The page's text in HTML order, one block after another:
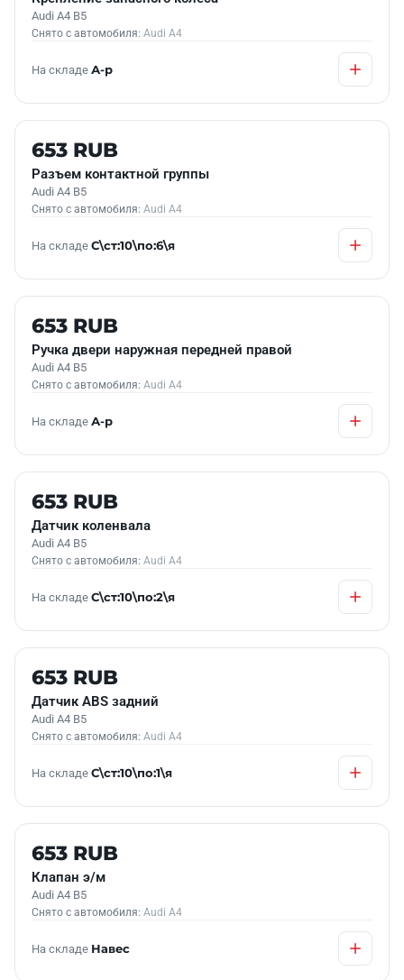
Audi A4 B5
Снято с автомобиля: Audi A4
На складе А-р
Б/У В НАЛИЧИИ
653 RUB
Разъем контактной группы
Audi A4 B5
Снято с автомобиля: Audi A4
На складе С\ст:10\по:6\я
Б/У В НАЛИЧИИ
653 RUB
Ручка двери наружная передней правой
Audi A4 B5
Снято с автомобиля: Audi A4
На складе А-р
Б/У В НАЛИЧИИ
653 RUB
Датчик коленвала
Audi A4 B5
Снято с автомобиля: Audi A4
На складе С\ст:10\по:2\я
Б/У В НАЛИЧИИ
653 RUB
Датчик АВS задний
Audi A4 B5
Снято с автомобиля: Audi A4
На складе С\ст:10\по:1\я
Б/У В НАЛИЧИИ
653 RUB
Клапан э/м
Audi A4 B5
Снято с автомобиля: Audi A4
На складе Навес